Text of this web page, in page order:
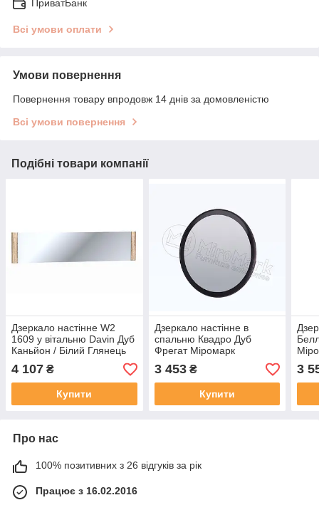
ПриватБанк
Всі умови оплати
Умови повернення
Повернення товару впродовж 14 днів за домовленістю
Всі умови повернення
Подібні товари компанії
Дзеркало настінне W2
1609 у вітальню Davin Дуб
Каньйон / Білий Глянець
Blonski
4 107 ₴
Купити
Дзеркало настінне в
спальню Квадро Дуб
Фрегат Міромарк
3 453₴
Купити
3
Про нас
100% позитивних з 26 відгуків за рік
Працює з 16.02.2016